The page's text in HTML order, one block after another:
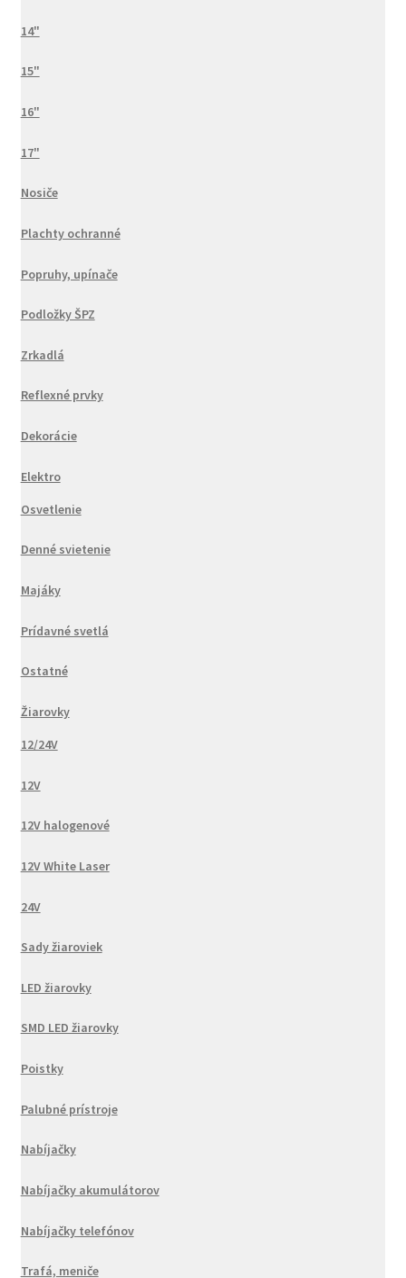
14"
15"
16"
17"
Nosiče
Plachty ochranné
Popruhy, upínače
Podložky ŠPZ
Zrkadlá
Reflexné prvky
Dekorácie
Elektro
Osvetlenie
Denné svietenie
Majáky
Prídavné svetlá
Ostatné
Žiarovky
12/24V
12V
12V halogenové
12V White Laser
24V
Sady žiaroviek
LED žiarovky
SMD LED žiarovky
Poistky
Palubné prístroje
Nabíjačky
Nabíjačky akumulátorov
Nabíjačky telefónov
Trafá, meniče